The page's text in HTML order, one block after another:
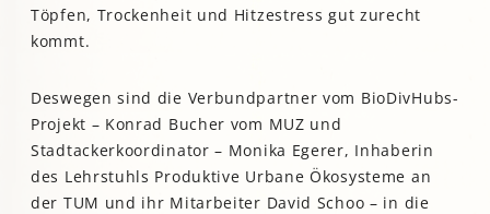
Töpfen, Trockenheit und Hitzestress gut zurecht
kommt.
Deswegen sind die Verbundpartner vom BioDivHubs-
Projekt – Konrad Bucher vom MUZ und
Stadtackerkoordinator – Monika Egerer, Inhaberin
des Lehrstuhls Produktive Urbane Ökosysteme an
der TUM und ihr Mitarbeiter David Schoo – in die